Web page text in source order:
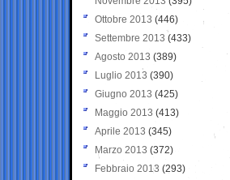
Ottobre 2013 (446)
Settembre 2013 (433)
Agosto 2013 (389)
Luglio 2013 (390)
Giugno 2013 (425)
Maggio 2013 (413)
Aprile 2013 (345)
Marzo 2013 (372)
Febbraio 2013 (293)